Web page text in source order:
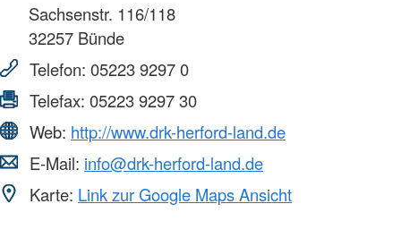
Sachsenstr. 116/118
32257 Bünde
Telefon: 05223 9297 0
Telefax: 05223 9297 30
Web: http://www.drk-herford-land.de
E-Mail: info@drk-herford-land.de
Karte: Link zur Google Maps Ansicht